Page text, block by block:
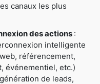
canaux les plus
des actions :
intelligente
référencement,
événementiel, etc.)
de leads,